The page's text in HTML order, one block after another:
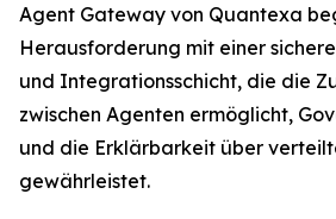
Agent Gateway von Quantexa
Herausforderung mit einer
und Integrationsschicht, die die
zwischen Agenten ermöglicht,
und die Erklärbarkeit über
gewährleistet.